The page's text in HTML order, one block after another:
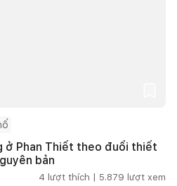
ở Phan Thiết theo đuổi thiết
bản
4 lượt thích | 5.879 lượt xem